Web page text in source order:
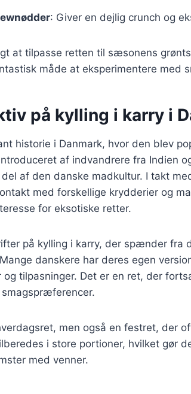
: Giver en dejlig crunch og
at tilpasse retten til sæsonens
måde at eksperimentere med
på kylling i karry i
historie i Danmark, hvor den blev
af indvandrere fra Indien
af den danske madkultur. I takt
med forskellige krydderier og
for eksotiske retter.
på kylling i karry, der spænder fra
danskere har deres egen
tilpasninger. Det er en ret, der
men også en festret, der
i store portioner, hvilket gør
med venner.